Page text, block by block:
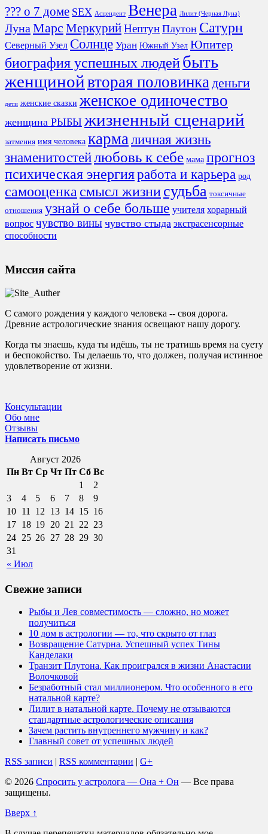
??? о 7 доме SEX Асцендент Венера Лилит (Черная Луна)
Луна Марс МеркурийНептун Плутон Сатурн
Северный Узел Солнце Уран Южный Узел Юпитер
биография успешных людейбыть
женщинойвторая половинка деньги
дети женские сказки женское одиночество
женщина РЫБЫ жизненный сценарий
затмения имя человека карма личная жизнь
знаменитостейлюбовь к себе мама прогноз
психическая энергияработа и карьера род
самооценка смысл жизнисудьба токсичные
отношения узнай о себе больше учителя хорарный
вопрос чувство вины чувство стыда экстрасенсорные
способности
Миссия сайта
С самого рождения у каждого человека -- своя дорога.
Древние астрологические знания освещают нашу дорогу.
Когда ты знаешь, куда ты идёшь, ты не тратишь время на суету
и беспокойство. Ты делаешь то, что должен, получая истинное
удовлетворение от жизни.
Консультации
Обо мне
Отзывы
Написать письмо
Август 2026
Пн Вт Ср Чт Пт Сб Вс
« Июл
1
2
3
4 5 6 7 8
9
10 11 12 13 14 15 16
17 18 19 20 21 22 23
24 25 26 27 28 29 30
31
Свежие записи
Рыбы и Лев совместимость — сложно, но может
получиться
10 дом в астрологии — то, что скрыто от глаз
Возвращение Сатурна. Успешный успех Тины
Канделаки
Транзит Плутона. Как проигрался в жизни Анастасии
Волочковой
Безработный стал миллионером. Что особенного в его
натальной карте?
Лилит в натальной карте. Почему не отзываются
стандартные астрологические описания
Зачем растить внутреннего мужчину и как?
Главный совет от успешных людей
RSS записи | RSS комментарии | G+
© 2026 Спросить у астролога — Она + Он — Все права
защищены.
Вверх ↑